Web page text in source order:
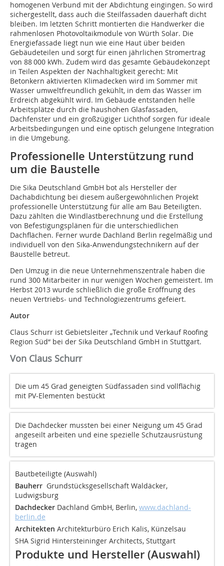
homogenen Verbund mit der Abdichtung eingingen. So wird
sichergestellt, dass auch die Steilfassaden dauerhaft dicht
bleiben. Im letzten Schritt montierten die Handwerker die
rahmenlosen Photovoltaikmodule von Würth Solar. Die
Energiefassade liegt nun wie eine Haut über beiden
Gebäudeteilen und sorgt für einen jährlichen Stromertrag
von 88 000 kWh. Zudem wird das gesamte Gebäudekonzept
in Teilen Aspekten der Nachhaltigkeit gerecht: Mit
Betonkern aktivierten Klimadecken wird im Sommer mit
Wasser umweltfreundlich gekühlt, in dem das Wasser im
Erdreich abgekühlt wird. Im Gebäude entstanden helle
Arbeitsplätze durch die haushohen Glasfassaden,
Dachfenster und ein großzügiger Lichthof sorgen für ideale
Arbeitsbedingungen und eine optisch gelungene Integration
in die Umgebung.
Professionelle Unterstützung rund
um die Baustelle
Die Sika Deutschland GmbH bot als Hersteller der
Dachabdichtung bei diesem außergewöhnlichen Projekt
professionelle Unterstützung für alle am Bau Beteiligten.
Dazu zählten die Windlastberechnung und die Erstellung
von Befestigungsplänen für die unterschiedlichen
Dachflächen. Ferner wurde Dachland Berlin regelmäßig und
individuell von den Sika-Anwendungstechnikern auf der
Baustelle betreut.
Den Umzug in die neue Unternehmenszentrale haben die
rund 300 Mitarbeiter in nur wenigen Wochen gemeistert. Im
Herbst 2013 wurde schließlich die große Eröffnung des
neuen Vertriebs- und Technologiezentrums gefeiert.
Autor
Claus Schurr ist Gebietsleiter „Technik und Verkauf Roofing
Region Süd“ bei der Sika Deutschland GmbH in Stuttgart.
Von Claus Schurr
Die um 45 Grad geneigten Südfassaden sind vollflächig
mit PV-Elementen bestückt
Die Dachdecker mussten bei einer Neigung um 45 Grad
angeseilt arbeiten und eine spezielle Schutzausrüstung
tragen
Bautbeteiligte (Auswahl)
Bauherr Grundstücksgesellschaft Waldäcker,
Ludwigsburg
Dachdecker Dachland GmbH, Berlin, www.dachland-
berlin.de
Architekten Architekturbüro Erich Kalis, Künzelsau
SHA Sigrid Hintersteininger Architects, Stuttgart
Produkte und Hersteller (Auswahl)